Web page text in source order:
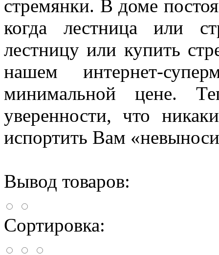
стремянки. В доме
когда лестница или
лестницу или купить
нашем интернет-
минимальной цене.
уверенности, что
испортить Вам
Вывод товаров:
Сортировка: